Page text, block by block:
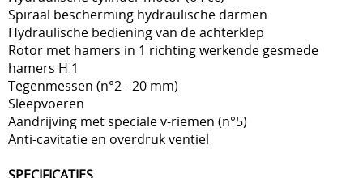
Spiraal bescherming hydraulische darmen
Hydraulische bediening van de achterklep
Rotor met hamers in 1 richting werkende gesmede
hamers H 1
Tegenmessen (n°2 - 20 mm)
Sleepvoeren
Aandrijving met speciale v-riemen (n°5)
Anti-cavitatie en overdruk ventiel